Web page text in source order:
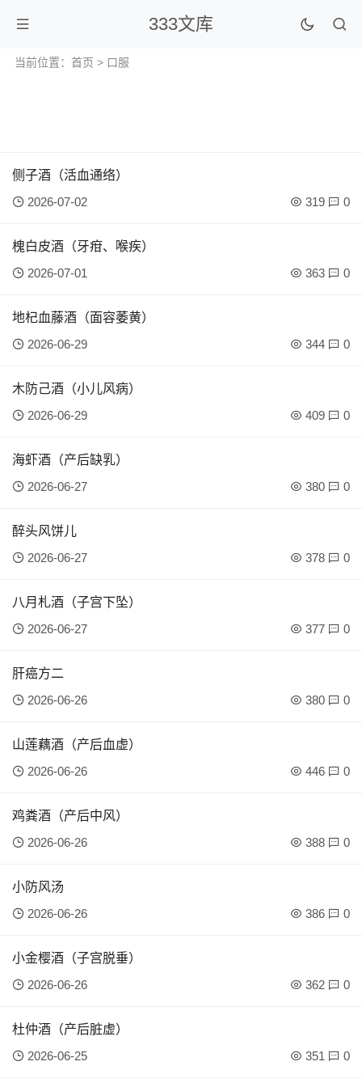
333文库
当前位置： 首页 > 口服
侧子酒（活血通络）
2026-07-02
319 0
槐白皮酒（牙疳、喉疾）
2026-07-01
363 0
地杞血藤酒（面容萎黄）
2026-06-29
344 0
木防己酒（小儿风病）
2026-06-29
409 0
海虾酒（产后缺乳）
2026-06-27
380 0
醉头风饼儿
2026-06-27
378 0
八月札酒（子宫下坠）
2026-06-27
377 0
肝癌方二
2026-06-26
380 0
山莲藕酒（产后血虚）
2026-06-26
446 0
鸡粪酒（产后中风）
2026-06-26
388 0
小防风汤
2026-06-26
386 0
小金樱酒（子宫脱垂）
2026-06-26
362 0
杜仲酒（产后脏虚）
2026-06-25
351 0